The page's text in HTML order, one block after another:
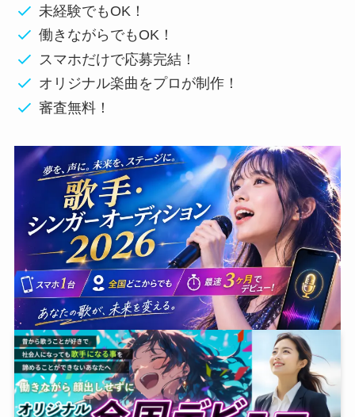
未経験でもOK！
働きながらでもOK！
スマホだけで応募完結！
オリジナル楽曲をプロが制作！
審査無料！